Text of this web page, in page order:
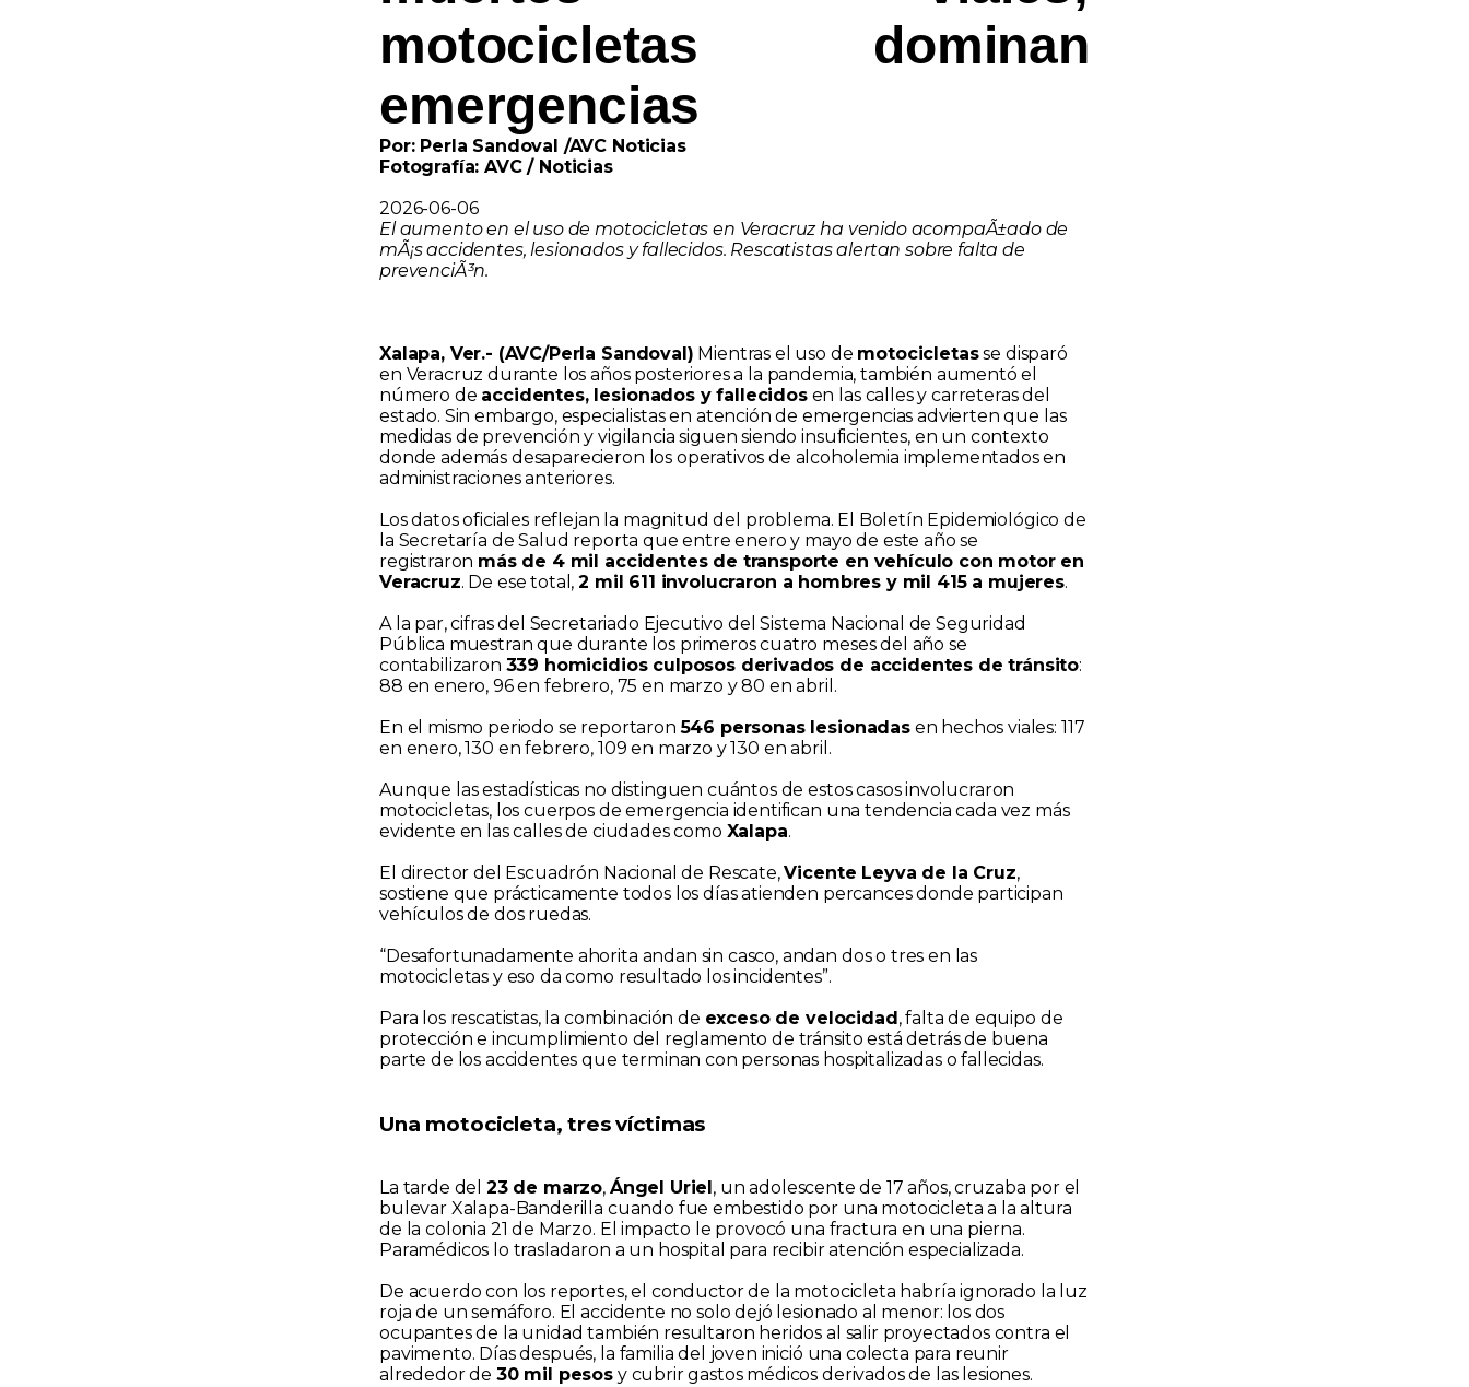
motocicletas dominan
emergencias
Por: Perla Sandoval /AVC Noticias
Fotografía: AVC / Noticias
2026-06-06
El aumento en el uso de motocicletas en Veracruz ha venido acompaÃ±ado de
mÃ¡s accidentes, lesionados y fallecidos. Rescatistas alertan sobre falta de
prevenciÃ³n.
Xalapa, Ver.- (AVC/Perla Sandoval) Mientras el uso de motocicletasse disparó
en Veracruz durante los años posteriores a la pandemia, también aumentó el
número de accidentes, lesionados y fallecidosen las calles y carreteras del
estado. Sin embargo, especialistas en atención de emergencias advierten que las
medidas de prevención y vigilancia siguen siendo insuficientes, en un contexto
donde además desaparecieron los operativos de alcoholemia implementados en
administraciones anteriores.
Los datos oficiales reflejan la magnitud del problema. El Boletín Epidemiológico de
la Secretaría de Salud reporta que entre enero y mayo de este año se
registraron más de 4 mil accidentes de transporte en vehículo con motor en
Veracruz. De ese total,2 mil 611 involucraron a hombres y mil 415 a mujeres.
A la par, cifras del Secretariado Ejecutivo del Sistema Nacional de Seguridad
Pública muestran que durante los primeros cuatro meses del año se
contabilizaron 339 homicidios culposos derivados de accidentes de tránsito:
88 en enero, 96 en febrero, 75 en marzo y 80 en abril.
En el mismo periodo se reportaron546 personas lesionadasen hechos viales: 117
en enero, 130 en febrero, 109 en marzo y 130 en abril.
Aunque las estadísticas no distinguen cuántos de estos casos involucraron
motocicletas, los cuerpos de emergencia identifican una tendencia cada vez más
evidente en las calles de ciudades como Xalapa.
El director del Escuadrón Nacional de Rescate,Vicente Leyva de la Cruz,
sostiene que prácticamente todos los días atienden percances donde participan
vehículos de dos ruedas.
“Desafortunadamente ahorita andan sin casco, andan dos o tres en las
motocicletas y eso da como resultado los incidentes”.
Para los rescatistas, la combinación de exceso de velocidad, falta de equipo de
protección e incumplimiento del reglamento de tránsito está detrás de buena
parte de los accidentes que terminan con personas hospitalizadas o fallecidas.
Una motocicleta, tres víctimas
La tarde del 23 de marzo, Ángel Uriel , un adolescente de 17 años, cruzaba por el
bulevar Xalapa-Banderilla cuando fue embestido por una motocicleta a la altura
de la colonia 21 de Marzo. El impacto le provocó una fractura en una pierna.
Paramédicos lo trasladaron a un hospital para recibir atención especializada.
De acuerdo con los reportes, el conductor de la motocicleta habría ignorado la luz
roja de un semáforo. El accidente no solo dejó lesionado al menor: los dos
ocupantes de la unidad también resultaron heridos al salir proyectados contra el
pavimento. Días después, la familia del joven inició una colecta para reunir
alrededor de 30 mil pesos y cubrir gastos médicos derivados de las lesiones.